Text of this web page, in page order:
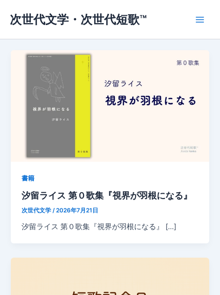
ス
次世代文学・次世代短歌™
書籍
汐留ライス 第０歌集『視界が羽根になる』
次世代文学/2026年7月21日
汐留ライス 第０歌集『視界が羽根になる』 […]